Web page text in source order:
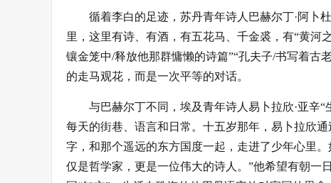
循着李白的足迹，苏丹青年诗人巴赫尔丁·阿卜
里，这里有诗、有酒，有五花马、千金裘，有“黄河
镶金笼中/释放他那群慵懒的诗篇”“孔夫子/书写着古
的走马观花，而是一次平等的对话。
与巴赫尔丁不同，埃及青年诗人易卜拉欣·亚辛
每天的街巷、语言和日常。十五岁那年，易卜拉欣
字，和那个遥远的东方国度一起，走进了少年心里
仅是哲学家，更是一位伟大的诗人。”他希望有朝一